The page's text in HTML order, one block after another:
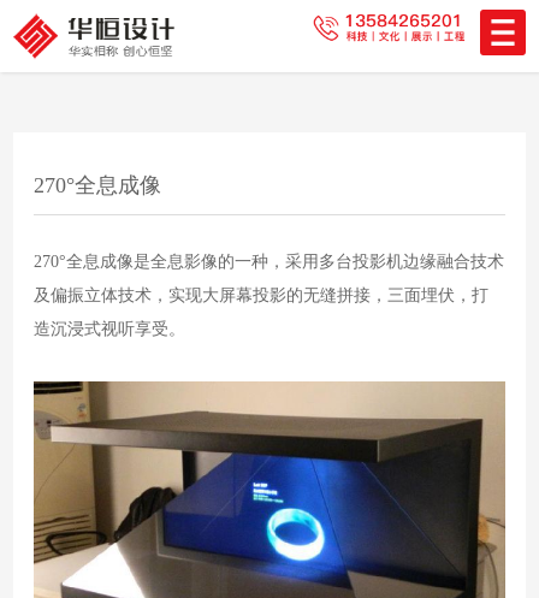
270°全息成像
270°全息成像是全息影像的一种，采用多台投影机边缘融合技术
及偏振立体技术，实现大屏幕投影的无缝拼接，三面埋伏，打
造沉浸式视听享受。